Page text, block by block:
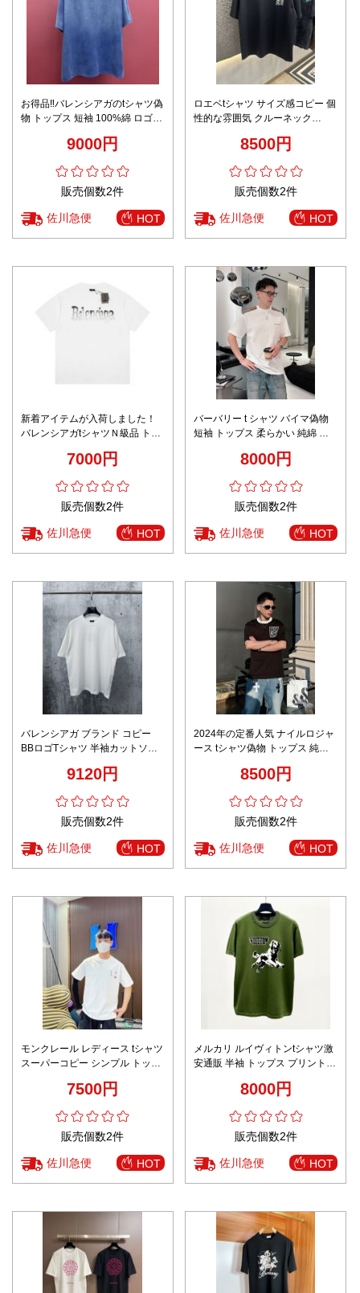
お得品‼バレンシアガのtシャツ偽
物 トップス 短袖 100%綿 ロゴプ
9000円
販売個数2件
佐川急便 HOT
ロエベtシャツ サイズ感コピー 個
性的な雰囲気 クルーネック
芸術感 ブラック8500円
販売個数2件
佐川急便 HOT
新着アイテムが入荷しました！
バレンシアガtシャツＮ級品 トッ
7000円
販売個数2件
佐川急便 HOT
バーバリー t シャツ バイマ偽物
短袖 トップス 柔らかい 純綿 ゆ
8000円
販売個数2件
佐川急便 HOT
バレンシアガ ブランド コピー
BBロゴTシャツ 半袖カットソー
口コミ多数9120円
販売個数2件
佐川急便 HOT
2024年の定番人気 ナイルロジャ
ース tシャツ偽物 トップス 純綿
ベ ブラック8500円
販売個数2件
佐川急便 HOT
モンクレール レディース tシャツ
スーパーコピー シンプル トップ
7500円
販売個数2件
佐川急便 HOT
メルカリ ルイヴィトンtシャツ激
安通販 半袖 トップス プリント
8000円
販売個数2件
佐川急便 HOT